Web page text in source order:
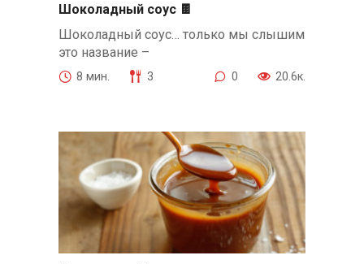
Шоколадный соус 🍫
Шоколадный соус… только мы слышим
это название –
8 мин. 3 0 20.6к.